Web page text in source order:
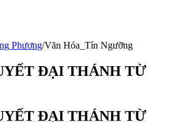
Phương/Văn Hóa_Tín Ngưỡng
ĐẠI THÁNH TỪ
ĐẠI THÁNH TỪ